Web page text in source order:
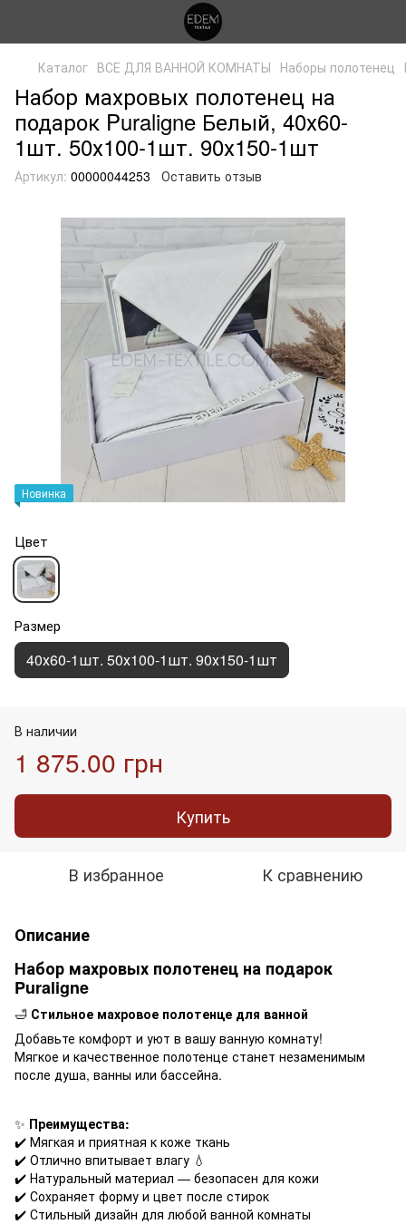
Каталог ВСЕ ДЛЯ ВАННОЙ КОМНАТЫ Наборы полотенец
Набор махровых полотенец на
подарок Puraligne Белый, 40х60-
1шт. 50х100-1шт. 90х150-1шт
Артикул: 00000044253 Оставить отзыв
Новинка
Цвет
Размер
40х60-1шт. 50х100-1шт. 90х150-1шт
В наличии
1 875.00 грн
Купить
В избранное К сравнению
Описание
Набор махровых полотенец на подарок
Puraligne
🛁 Стильное махровое полотенце для ванной
Добавьте комфорт и уют в вашу ванную комнату!
Мягкое и качественное полотенце станет незаменимым
после душа, ванны или бассейна.
✨ Преимущества:
✔️ Мягкая и приятная к коже ткань
✔️ Отлично впитывает влагу 💧
✔️ Натуральный материал — безопасен для кожи
✔️ Сохраняет форму и цвет после стирок
✔️ Стильный дизайн для любой ванной комнаты